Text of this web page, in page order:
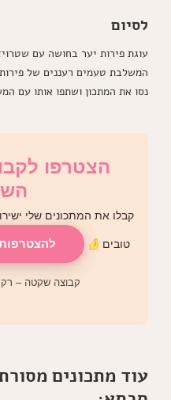
לסיום
עוגת פירות יער בחושה עם
המשלבת טעמים רעננים של
נסו את המתכון ושתפו אותו עם
הצטרפו
קבלו את המתכונים שלי
טובים
קבוצה שקטה – רק
עוד מתכונים